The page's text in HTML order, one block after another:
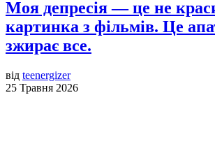
Моя депресія — це не
картинка з фільмів. Це
зжирає все.
від teenergizer
25 Травня 2026